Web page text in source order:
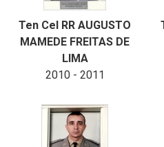
Ten Cel RR AUGUSTO
MAMEDE FREITAS DE
LIMA
2010 - 2011